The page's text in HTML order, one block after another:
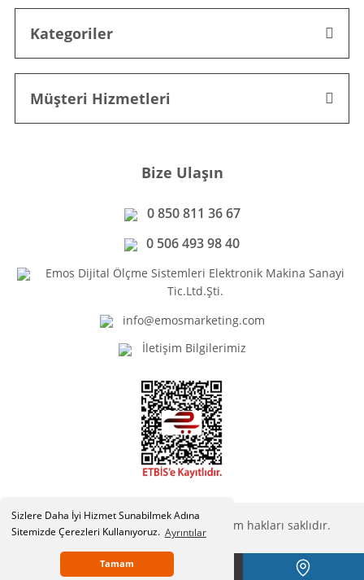
Sizlere Daha İyi Hizmet Sunabilmek Adına
Sitemizde Çerezleri Kullanıyoruz. Ayrıntılar
Tamam
Kategoriler
Müşteri Hizmetleri
Bize Ulaşın
0 850 811 36 67
0 506 493 98 40
Emos Dijital Ölçme Sistemleri Elektronik Makina Sanayi
Tic.Ltd.Şti.
info@emosmarketing.com
İletişim Bilgilerimiz
Copyright © Emosmarketing.com. Tüm hakları saklıdır.